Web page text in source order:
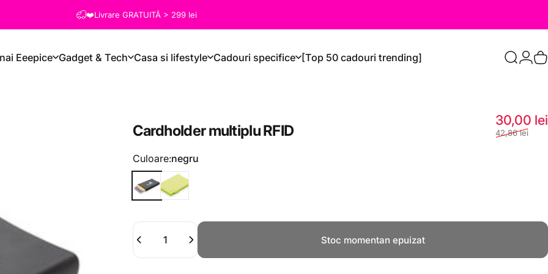
❤️Livrare GRATUITĂ > 299 lei
Eeepice Gadget & Tech Casa si lifestyle Cadouri specifice [Top 50 cadouri trending] Caută
CardholdermultipluRFID
30,00 lei
42,86 lei
Culoare
Culoare:negru
Cantitate
Stoc momentan epuizat